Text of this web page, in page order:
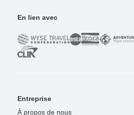
En lien avec
Entreprise
À propos de nous